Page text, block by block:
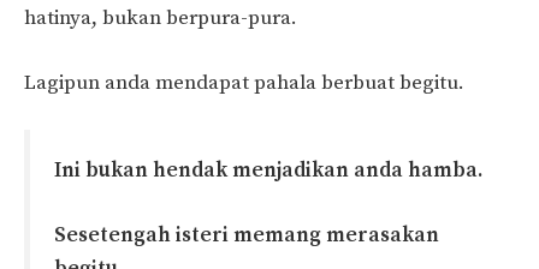
hatinya, bukan berpura-pura.
Lagipun anda mendapat pahala berbuat begitu.
Ini bukan hendak menjadikan anda hamba.
Sesetengah isteri memang merasakan